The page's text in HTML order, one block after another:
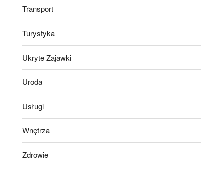
Transport
Turystyka
Ukryte Zajawki
Uroda
Usługi
Wnętrza
Zdrowie